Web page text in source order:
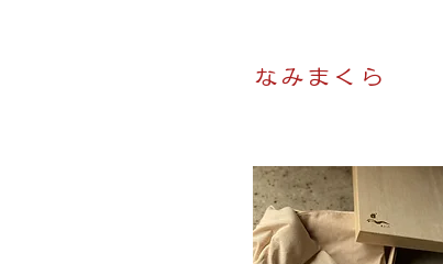
​なみまくら